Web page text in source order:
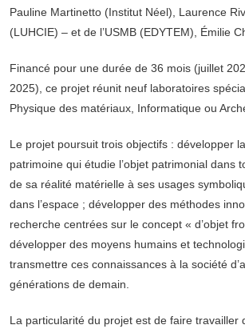
Pauline Martinetto (Institut Néel), Laurence
(LUHCIE) – et de l’USMB (EDYTEM), Émilie
Financé pour une durée de 36 mois (juillet
2025), ce projet réunit neuf laboratoires
Physique des matériaux, Informatique ou
Le projet poursuit trois objectifs : développer
patrimoine qui étudie l’objet patrimonial dans
de sa réalité matérielle à ses usages
dans l’espace ; développer des méthodes
recherche centrées sur le concept « d’objet
développer des moyens humains et
transmettre ces connaissances à la société
générations de demain.
La particularité du projet est de faire travailler